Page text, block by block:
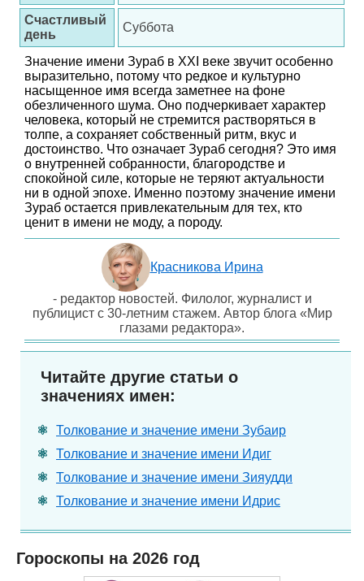
Счастливый
день
Суббота
Значение имени Зураб в XXI веке звучит особенно
выразительно, потому что редкое и культурно
насыщенное имя всегда заметнее на фоне
обезличенного шума. Оно подчеркивает характер
человека, который не стремится растворяться в
толпе, а сохраняет собственный ритм, вкус и
достоинство. Что означает Зураб сегодня? Это имя
о внутренней собранности, благородстве и
спокойной силе, которые не теряют актуальности
ни в одной эпохе. Именно поэтому значение имени
Зураб остается привлекательным для тех, кто
ценит в имени не моду, а породу.
Красникова Ирина
- редактор новостей. Филолог, журналист и
публицист с 30-летним стажем. Автор блога «Мир
глазами редактора».
Читайте другие статьи о
значениях имен:
Толкование и значение имени Зубаир
Толкование и значение имени Идиг
Толкование и значение имени Зияудди
Толкование и значение имени Идрис
Гороскопы на 2026 год